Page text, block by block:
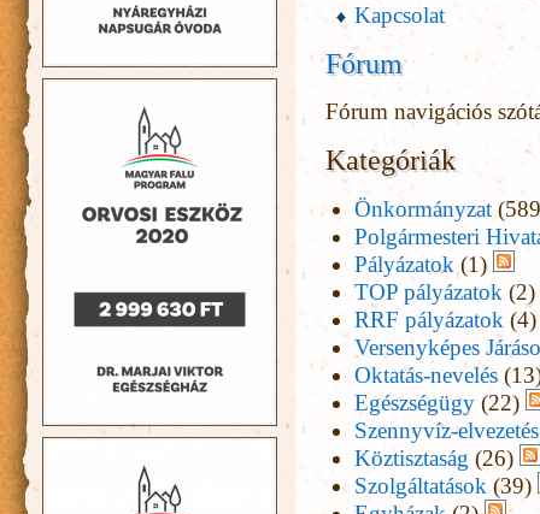
Kapcsolat
Fórum
Fórum navigációs
Kategóriák
Önkormányzat
Polgármesteri
Pályázatok (1)
TOP pályázatok (2)
RRF pályázatok (4)
Versenyképes
Oktatás-nevelés
Egészségügy (22)
Szennyvíz-elvezetés
Köztisztaság (26)
Szolgáltatások (39)